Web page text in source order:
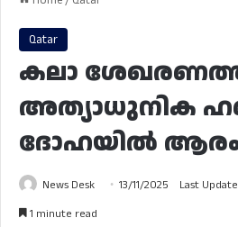
Qatar
കലാ
അത്യാധുനിക
ദോഹയിൽ
News Desk 13/11/2025 Last
1 minute read